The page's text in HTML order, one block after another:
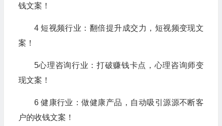
钱文案！
4 短视频行业：翻倍提升成交力，短视频变现文
案！
5心理咨询行业：打破赚钱卡点，心理咨询师变
现文案！
6 健康行业：做健康产品，自动吸引源源不断客
户的收钱文案！